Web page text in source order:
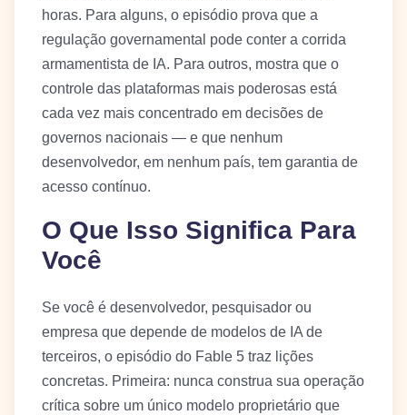
horas. Para alguns, o episódio prova que a
regulação governamental pode conter a corrida
armamentista de IA. Para outros, mostra que o
controle das plataformas mais poderosas está
cada vez mais concentrado em decisões de
governos nacionais — e que nenhum
desenvolvedor, em nenhum país, tem garantia de
acesso contínuo.
O Que Isso Significa Para
Você
Se você é desenvolvedor, pesquisador ou
empresa que depende de modelos de IA de
terceiros, o episódio do Fable 5 traz lições
concretas. Primeira: nunca construa sua operação
crítica sobre um único modelo proprietário que